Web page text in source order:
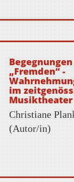
„Fremden“ -
im
Musiktheater
Christiane
(Autor/in)